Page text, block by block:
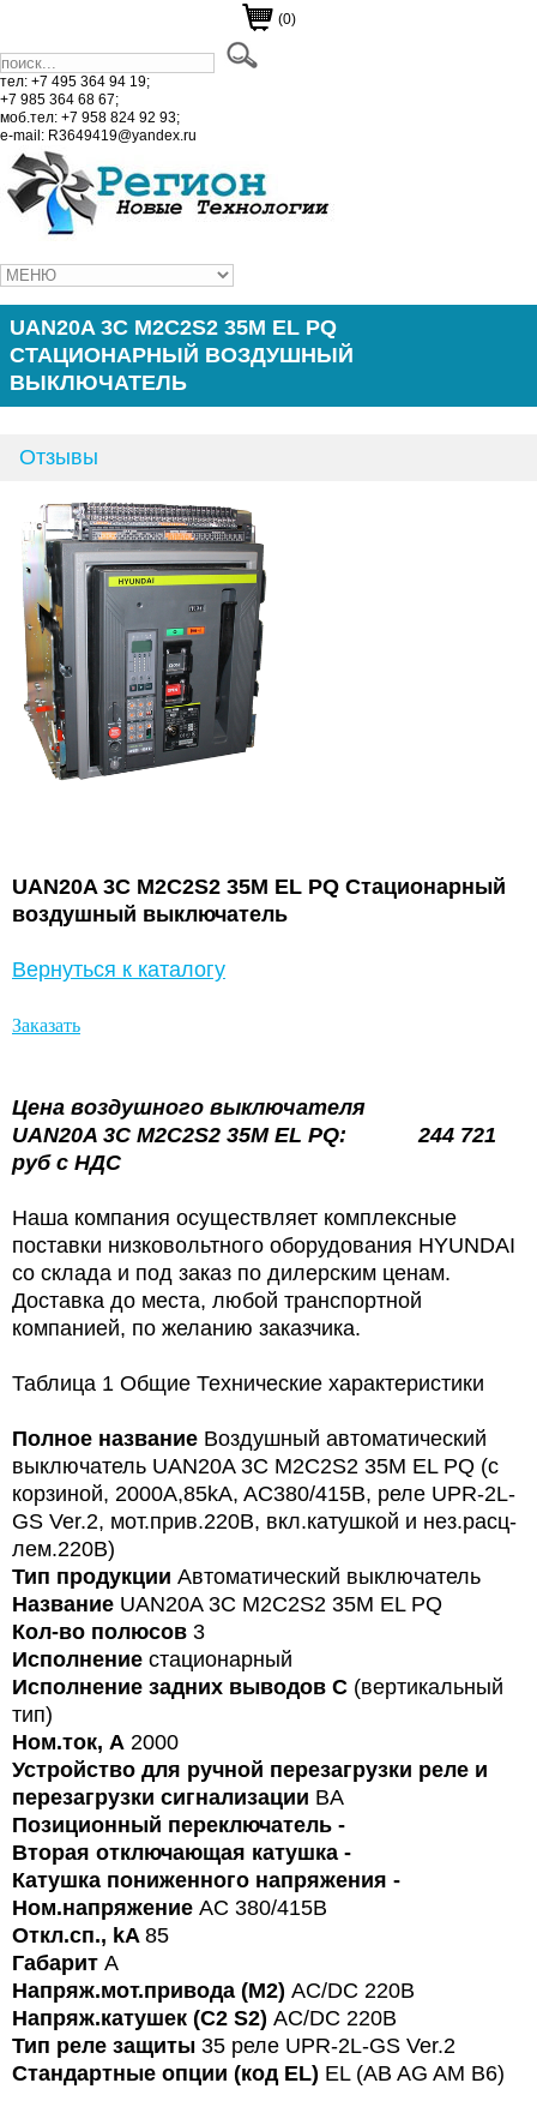
(0)
тел: +7 495 364 94 19;
+7 985 364 68 67;
моб.тел: +7 958 824 92 93;
e-mail: R3649419@yandex.ru
UAN20A 3C M2C2S2 35M EL PQ
СТАЦИОНАРНЫЙ ВОЗДУШНЫЙ
ВЫКЛЮЧАТЕЛЬ
Отзывы
UAN20A 3C M2C2S2 35M EL PQ Стационарный
воздушный выключатель
Вернуться к каталогу
Заказать
Цена воздушного выключателя
UAN20A 3C M2C2S2 35M EL PQ:
244 721
руб с НДС
Наша компания осуществляет комплексные
поставки низковольтного оборудования HYUNDAI
со склада и под заказ по дилерским ценам.
Доставка до места, любой транспортной
компанией, по желанию заказчика.
Таблица 1 Общие Технические характеристики
Полное название Воздушный автоматический
выключатель UAN20A 3C M2C2S2 35M EL PQ (с
корзиной, 2000А,85kA, AC380/415В, реле UPR-2L-
GS Ver.2, мот.прив.220В, вкл.катушкой и нез.расц-
лем.220В)
Тип продукции Автоматический выключатель
Название UAN20A 3C M2C2S2 35M EL PQ
Кол-во полюсов 3
Исполнение стационарный
Исполнение задних выводов C (вертикальный
тип)
Ном.ток, А 2000
Устройство для ручной перезагрузки реле и
перезагрузки сигнализации BA
Позиционный переключатель -
Вторая отключающая катушка -
Катушка пониженного напряжения -
Ном.напряжение AC 380/415В
Откл.сп., kA 85
Габарит A
Напряж.мот.привода (M2) AC/DC 220B
Напряж.катушек (С2 S2) AC/DC 220В
Тип реле защиты 35 реле UPR-2L-GS Ver.2
Стандартные опции (код EL) EL (AB AG AM B6)